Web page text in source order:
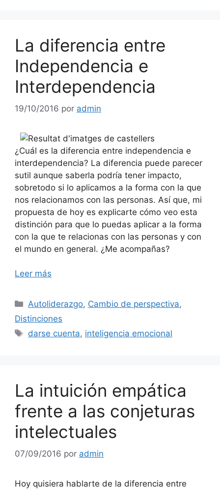
La diferencia entre
Independencia e
Interdependencia
19/10/2016 por admin
¿Cuál es la diferencia entre independencia e
interdependencia? La diferencia puede parecer
sutil aunque saberla podría tener impacto,
sobretodo si lo aplicamos a la forma con la que
nos relacionamos con las personas. Así que, mi
propuesta de hoy es explicarte cómo veo esta
distinción para que lo puedas aplicar a la forma
con la que te relacionas con las personas y con
el mundo en general. ¿Me acompañas?
Leer más
Categorías
Autoliderazgo, Cambio de perspectiva,
Distinciones
Etiquetas
darse cuenta, inteligencia emocional
La intuición empática
frente a las conjeturas
intelectuales
07/09/2016 por admin
Hoy quisiera hablarte de la diferencia entre